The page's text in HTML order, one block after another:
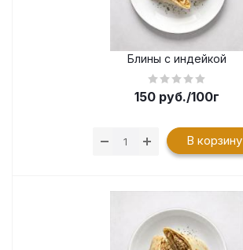
Блины с индейкой
150 руб./100г
В корзину